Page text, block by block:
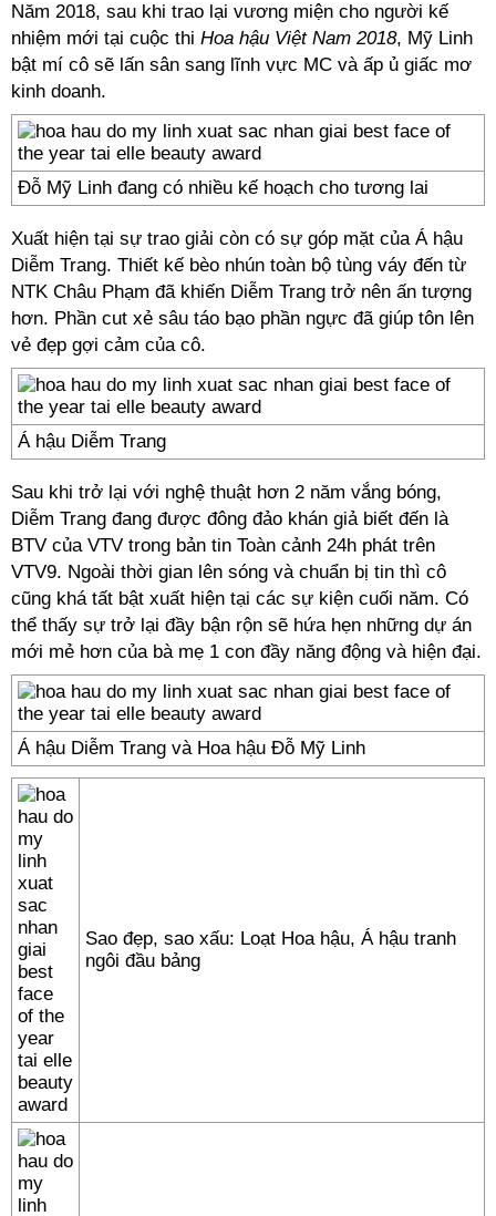
Năm 2018, sau khi trao lại vương miện cho người kế
nhiệm mới tại cuộc thi Hoa hậu Việt Nam 2018, Mỹ Linh
bật mí cô sẽ lấn sân sang lĩnh vực MC và ấp ủ giấc mơ
kinh doanh.
Đỗ Mỹ Linh đang có nhiều kế hoạch cho tương lai
Xuất hiện tại sự trao giải còn có sự góp mặt của Á hậu
Diễm Trang. Thiết kế bèo nhún toàn bộ tùng váy đến từ
NTK Châu Phạm đã khiến Diễm Trang trở nên ấn tượng
hơn. Phần cut xẻ sâu táo bạo phần ngực đã giúp tôn lên
vẻ đẹp gợi cảm của cô.
Á hậu Diễm Trang
Sau khi trở lại với nghệ thuật hơn 2 năm vắng bóng,
Diễm Trang đang được đông đảo khán giả biết đến là
BTV của VTV trong bản tin Toàn cảnh 24h phát trên
VTV9. Ngoài thời gian lên sóng và chuẩn bị tin thì cô
cũng khá tất bật xuất hiện tại các sự kiện cuối năm. Có
thể thấy sự trở lại đầy bận rộn sẽ hứa hẹn những dự án
mới mẻ hơn của bà mẹ 1 con đầy năng động và hiện đại.
Á hậu Diễm Trang và Hoa hậu Đỗ Mỹ Linh
Sao đẹp, sao xấu: Loạt Hoa hậu, Á hậu tranh
ngôi đầu bảng